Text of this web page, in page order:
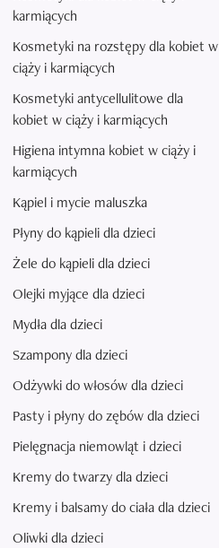
karmiących
Kosmetyki na rozstępy dla kobiet w
ciąży i karmiących
Kosmetyki antycellulitowe dla
kobiet w ciąży i karmiących
Higiena intymna kobiet w ciąży i
karmiących
Kąpiel i mycie maluszka
Płyny do kąpieli dla dzieci
Żele do kąpieli dla dzieci
Olejki myjące dla dzieci
Mydła dla dzieci
Szampony dla dzieci
Odżywki do włosów dla dzieci
Pasty i płyny do zębów dla dzieci
Pielęgnacja niemowląt i dzieci
Kremy do twarzy dla dzieci
Kremy i balsamy do ciała dla dzieci
Oliwki dla dzieci